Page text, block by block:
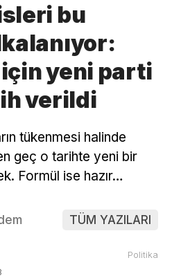
bu
yeni parti
verildi
tükenmesi halinde
geç o tarihte yeni bir
Formül ise hazır…
TÜM YAZILARI
Politika